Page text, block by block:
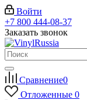
Войти
+7 800 444-08-37
Заказать звонок
Сравнение0
Отложенные 0